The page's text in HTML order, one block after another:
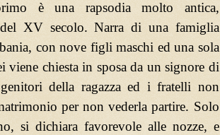
è una rapsodia molto antica,
XV secolo. Narra di una famiglia
con nove figli maschi ed una sola
viene chiesta in sposa da un signore di
della ragazza ed i fratelli non
per non vederla partire. Solo
si dichiara favorevole alle nozze, e